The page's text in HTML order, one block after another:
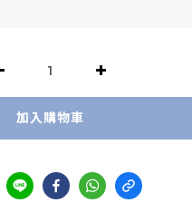
加入購物車